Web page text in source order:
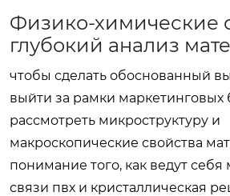
Физико-химические
глубокий анализ
чтобы сделать обоснованный
выйти за рамки
рассмотреть микроструктуру и
макроскопические свойства
понимание того, как ведут
связи пвх и кристаллическая